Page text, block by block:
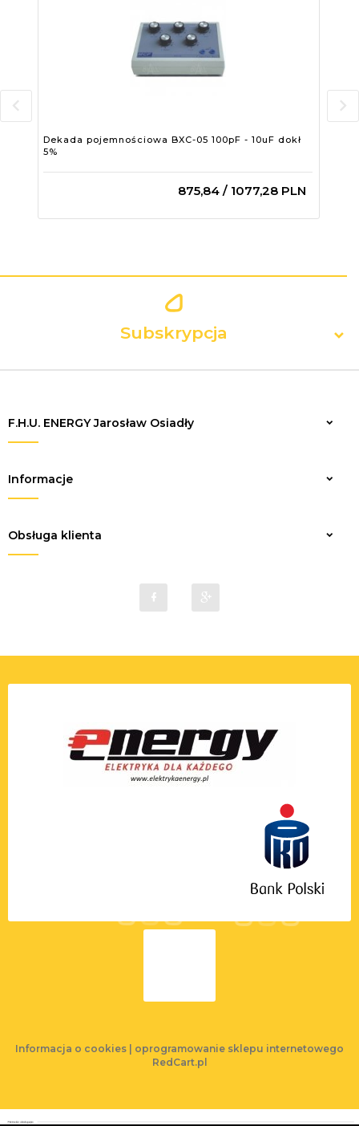
Dekada pojemnościowa BXC-05 100pF - 10uF dokł
5%
875,84 / 1077,28 PLN
Subskrypcja
Zapisz
F.H.U. ENERGY Jarosław Osiadły
sklep@elektrykaenergy.pl
Informacje
Obsługa klienta
Informacja o cookies
oprogramowanie sklepu internetowego
RedCart.pl